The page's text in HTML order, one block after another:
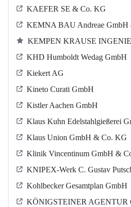
KAEFER SE & Co. KG
KEMNA BAU Andreae GmbH
KEMPEN KRAUSE
KHD Humboldt Wedag GmbH
Kiekert AG
Kineto Curati GmbH
Kistler Aachen GmbH
Klaus Kuhn Edelstahlgießerei
Klaus Union GmbH & Co. KG
Klinik Vincentinum GmbH &
KNIPEX-Werk C. Gustav
Kohlbecker Gesamtplan GmbH
KÖNIGSTEINER AGENTUR